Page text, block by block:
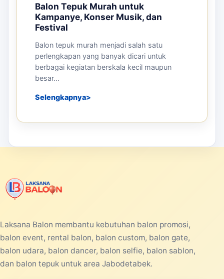
Balon Tepuk Murah untuk
Kampanye, Konser Musik, dan
Festival
Balon tepuk murah menjadi salah satu
perlengkapan yang banyak dicari untuk
berbagai kegiatan berskala kecil maupun
besar...
Selengkapnya
Laksana Balon membantu kebutuhan balon promosi,
balon event, rental balon, balon custom, balon gate,
balon udara, balon dancer, balon selfie, balon sablon,
dan balon tepuk untuk area Jabodetabek.